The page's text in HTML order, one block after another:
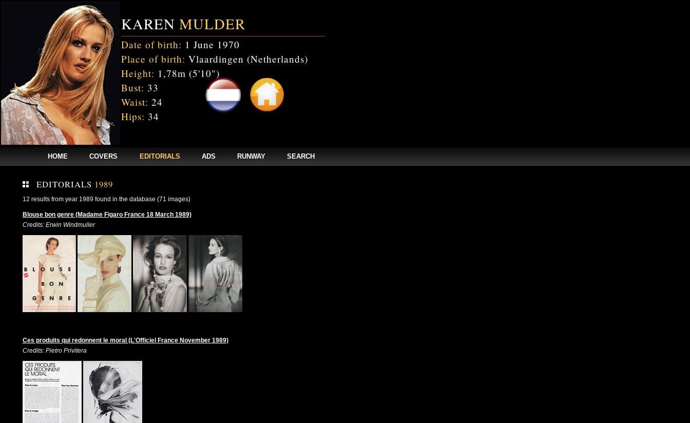
KAREN MULDER
Date of birth: 1 June 1970
Place of birth: Vlaardingen (Netherlands)
Height: 1,78m (5'10")
Bust: 33
Waist: 24
Hips: 34
HOME COVERS EDITORIALS ADS RUNWAY SEARCH
EDITORIALS 1989
12 results from year 1989 found in the database (71 images)
Blouse bon genre (Madame Figaro France 18 March 1989)
Credits: Erwin Windmuller
Ces produits qui redonnent le moral (L'Officiel France November 1989)
Credits: Pietro Privitera